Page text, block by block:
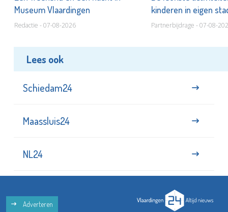
Museum Vlaardingen
Redactie - 07-08-2026
kinderen in eigen
Partnerbijdrage - 07-08-
Lees ook
Schiedam24
Maassluis24
NL24
Adverteren